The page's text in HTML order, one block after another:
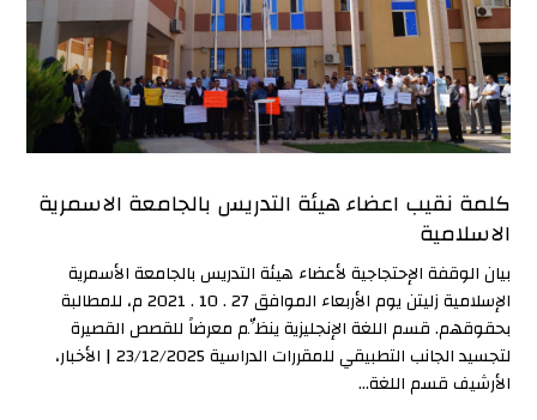
كلمة نقيب اعضاء هيئة التدريس بالجامعة الاسمرية
الاسلامية
بيان الوقفة الإحتجاجية لأعضاء هيئة التدريس بالجامعة الأسمرية
الإسلامية زليتن يوم الأربعاء الموافق 27 . 10 . 2021 م، للمطالبة
بحقوقهم. قسم اللغة الإنجليزية ينظِّم معرضاً للقصص القصيرة
لتجسيد الجانب التطبيقي للمقررات الدراسية 23/12/2025 | الأخبار،
الأرشيف قسم اللغة...